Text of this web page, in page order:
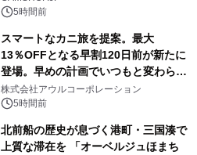
5時間前
スマートなカニ旅を提案。最大
13％OFFとなる早割120日前が新たに
登場。早めの計画でいつもと変わらぬ
大人の冬旅を。ー夕日ヶ浦温泉「佳松
苑 別邸ふうか」ー
株式会社アウルコーポレーション
5時間前
北前船の歴史が息づく港町・三国湊で
上質な滞在を 「オーベルジュほまち